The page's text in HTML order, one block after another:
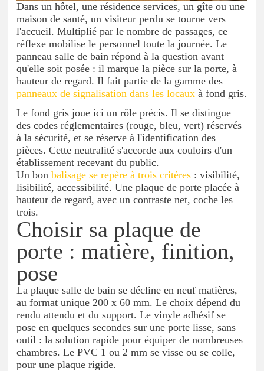
Dans un hôtel, une résidence services, un gîte ou une
maison de santé, un visiteur perdu se tourne vers
l'accueil. Multiplié par le nombre de passages, ce
réflexe mobilise le personnel toute la journée. Le
panneau salle de bain répond à la question avant
qu'elle soit posée : il marque la pièce sur la porte, à
hauteur de regard. Il fait partie de la gamme des
panneaux de signalisation dans les locaux à fond gris.
Le fond gris joue ici un rôle précis. Il se distingue
des codes réglementaires (rouge, bleu, vert) réservés
à la sécurité, et se réserve à l'identification des
pièces. Cette neutralité s'accorde aux couloirs d'un
établissement recevant du public.
Un bon balisage se repère à trois critères : visibilité,
lisibilité, accessibilité. Une plaque de porte placée à
hauteur de regard, avec un contraste net, coche les
trois.
Choisir sa plaque de
porte : matière, finition,
pose
La plaque salle de bain se décline en neuf matières,
au format unique 200 x 60 mm. Le choix dépend du
rendu attendu et du support. Le vinyle adhésif se
pose en quelques secondes sur une porte lisse, sans
outil : la solution rapide pour équiper de nombreuses
chambres. Le PVC 1 ou 2 mm se visse ou se colle,
pour une plaque rigide.